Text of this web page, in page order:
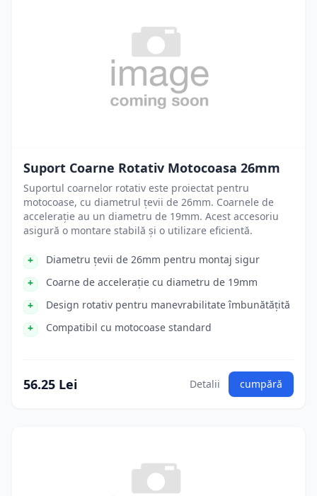
Suport Coarne Rotativ Motocoasa 26mm
Suportul coarnelor rotativ este proiectat pentru
motocoase, cu diametrul țevii de 26mm. Coarnele de
accelerație au un diametru de 19mm. Acest accesoriu
asigură o montare stabilă și o utilizare eficientă.
Diametru țevii de 26mm pentru montaj sigur
Coarne de accelerație cu diametru de 19mm
Design rotativ pentru manevrabilitate îmbunătățită
Compatibil cu motocoase standard
56.25 Lei Detalii cumpără